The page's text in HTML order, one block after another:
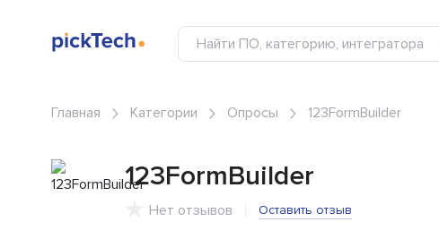
Главная Категории Опросы 123FormBuilder
123FormBuilder
Нет отзывов Оставить отзыв